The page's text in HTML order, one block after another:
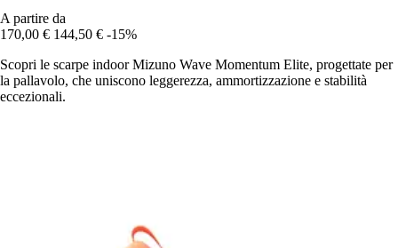
A partire da
170,00 € 144,50 € -15%
Scopri le scarpe indoor Mizuno Wave Momentum Elite, progettate per
la pallavolo, che uniscono leggerezza, ammortizzazione e stabilità
eccezionali.